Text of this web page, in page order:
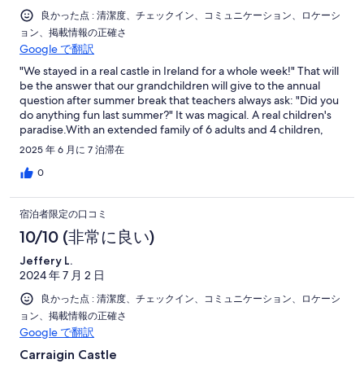
良かった点 : 清潔度、チェックイン、コミュニケーション、ロケーシ
ョン、掲載情報の正確さ
Google で翻訳
"We stayed in a real castle in Ireland for a whole week!" That will
be the answer that our grandchildren will give to the annual
question after summer break that teachers always ask: "Did you
do anything fun last summer?" It was magical. A real children's
paradise.With an extended family of 6 adults and 4 children,
there was plenty of room for everyone. The grand hall is
amazing with a long table for dining, a huge hearth, and
sectional sofas for sitting to enjoy a cozy fire. When I saw that
packed it along, but it came from a well stocked cabinet of
games for children.The castle itself is nicely located near
Headford and Galway. We made day trips to many attractions
such as the Cliffs of Moher, which has an amazing new visitor's
center.We are grateful to Annmarie and Christopher Murphy for
restoring the castle to its magnificent condition. They had the
vision to see what could be reborn from a ruin and the passion
to see it through. From the castle's guestbook one can see that
it has delighted generations of guests.
2025 年 6 月に 7 泊滞在
0
宿泊者限定の口コミ
10/10 (非常に良い)
Jeffery L.
2024 年 7 月 2 日
良かった点 : 清潔度、チェックイン、コミュニケーション、ロケーシ
ョン、掲載情報の正確さ
Google で翻訳
Carraigin Castle